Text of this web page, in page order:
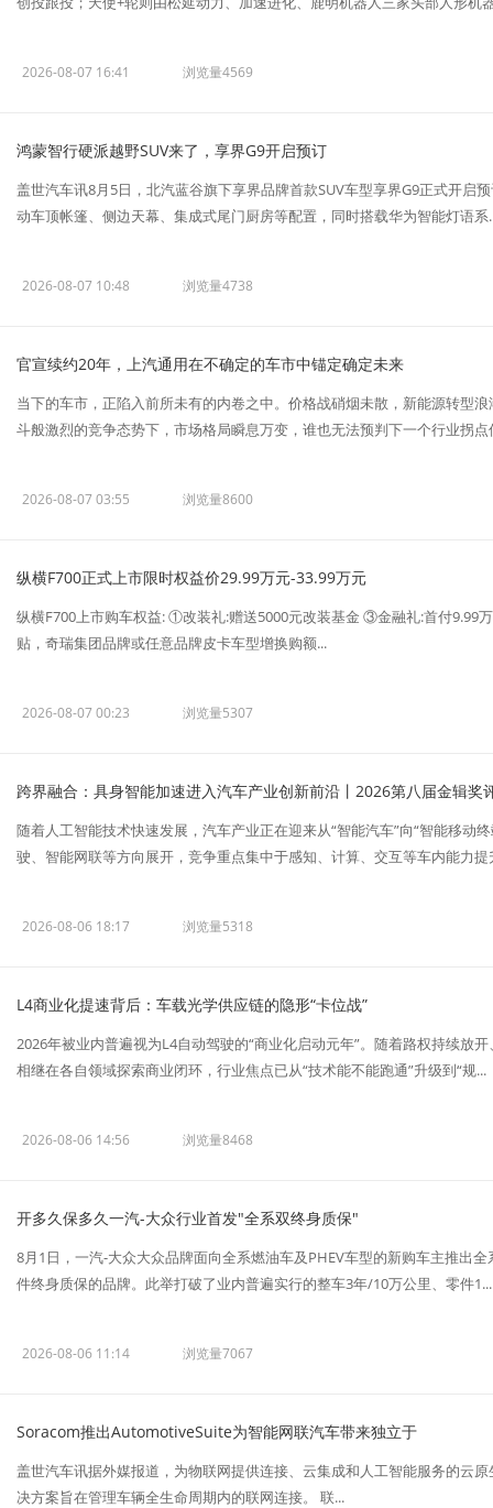
2026-08-07 16:41 浏览量4569
鸿蒙智行硬派越野SUV来了，享界G9开启预订
盖世汽车讯8月5日，北汽蓝谷旗下享界品牌首款SUV车型享界G9正式开启
动车顶帐篷、侧边天幕、集成式尾门厨房等配置，同时搭载华为智能灯语系
2026-08-07 10:48 浏览量4738
官宣续约20年，上汽通用在不确定的车市中锚定确定未来
当下的车市，正陷入前所未有的内卷之中。价格战硝烟未散，新能源转型
斗般激烈的竞争态势下，市场格局瞬息万变，谁也无法预判下一个行业拐点
2026-08-07 03:55 浏览量8600
纵横F700正式上市限时权益价29.99万元-33.99万元
纵横F700上市购车权益: ①改装礼:赠送5000元改装基金 ③金融礼:首付9.99
贴，奇瑞集团品牌或任意品牌皮卡车型增换购额...
2026-08-07 00:23 浏览量5307
跨界融合：具身智能加速进入汽车产业创新前沿丨2026第八届金辑奖
随着人工智能技术快速发展，汽车产业正在迎来从“智能汽车”向“智能移动
驶、智能网联等方向展开，竞争重点集中于感知、计算、交互等车内能力提
2026-08-06 18:17 浏览量5318
L4商业化提速背后：车载光学供应链的隐形“卡位战”
2026年被业内普遍视为L4自动驾驶的“商业化启动元年”。随着路权持续放
相继在各自领域探索商业闭环，行业焦点已从“技术能不能跑通”升级到“规...
2026-08-06 14:56 浏览量8468
开多久保多久一汽-大众行业首发"全系双终身质保"
8月1日，一汽-大众大众品牌面向全系燃油车及PHEV车型的新购车主推出
件终身质保的品牌。此举打破了业内普遍实行的整车3年/10万公里、零件1...
2026-08-06 11:14 浏览量7067
Soracom推出AutomotiveSuite为智能网联汽车带来独立于
盖世汽车讯据外媒报道，为物联网提供连接、云集成和人工智能服务的云
决方案旨在管理车辆全生命周期内的联网连接。 联...